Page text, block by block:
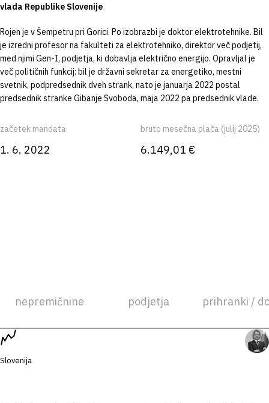
vlada Republike Slovenije
Rojen je v Šempetru pri Gorici. Po izobrazbi je doktor elektrotehnike. Bil
je izredni profesor na fakulteti za elektrotehniko, direktor več podjetij,
med njimi Gen-I, podjetja, ki dobavlja električno energijo. Opravljal je
več političnih funkcij: bil je državni sekretar za energetiko, mestni
svetnik, podpredsednik dveh strank, nato je januarja 2022 postal
predsednik stranke Gibanje Svoboda, maja 2022 pa predsednik vlade.
začetek mandata
1. 6. 2022
bruto mesečna plača (julij 2025)
6.149,01 €
nepremičnine podjetja prihranki /
Slovenija